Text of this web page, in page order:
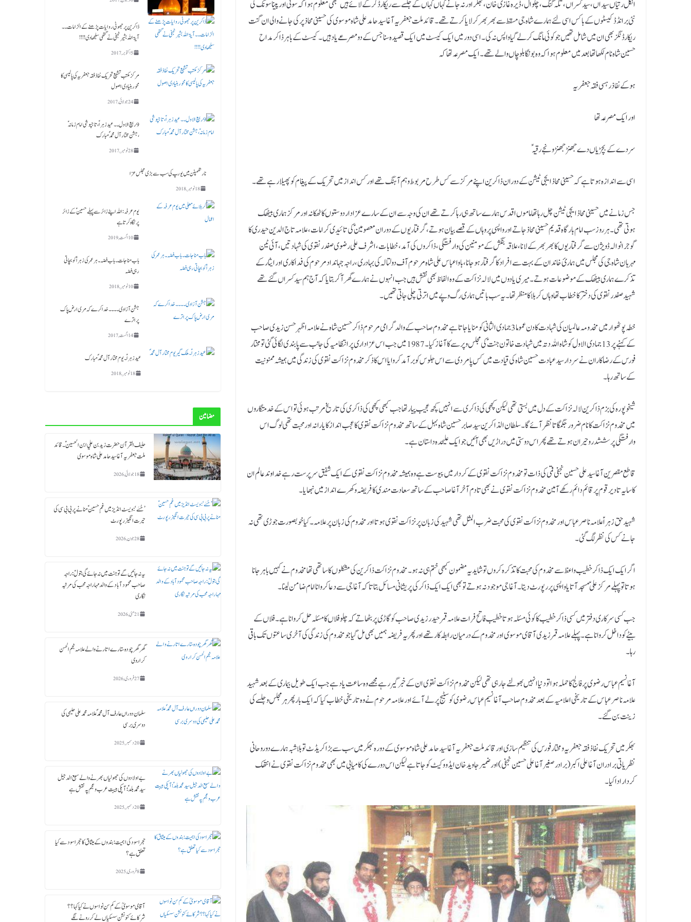
انکل رتیاں سیداں ، سید کسراں ، تلہ گنگ ، چکوال ، ڈیرہ غازی خان ، بھکر اور نہ جانے کہاں کہاں کے جلسے سے ریکارڈ کرکے لائے ہیں تبھی معلوم ہوا کہ سونی اور پیناسونک کی
نئی برانڈڈ کیسٹوں کے باکس اسی لئے ہمارے شاہ جی مسقط سے بھر بھر کر لایا کرتے تھے۔قائد ملت جعفریہ آغا سید حامد علی شاہ موسوی کی حسینی محاذ پر کی جانے والی ان گنت
ریکارڈنگز بھی ان میں شامل تھیں جو کوئی مانگ کر لے گیا واپس نہ کی ۔ اسی دور میں ایک کیسٹ میں ایک قصیدہ سنا جس کے دو مصرعے یا دہیں ۔ کیسٹ کے باہر ذاکر مداح
حسین شاہ نام لکھا تھا بعد میں معلوم ہوا کہ وہ بونگا بلوچاں والے تھے ۔ ایک مصرعہ تھا کہ
ہوکے نفاذ رہسی فقہ جعفریہ
اور ایک مصرعہ تھا
سر دے کے بچڑیاں دے جھنڑ جھنڑ ونجے رقیہ ؑ
اسی سے اندازہ ہوتا ہے کہ حسینی محاذ ایجی ٹیشن کے دوران ذاکرین اپنے مرکز سے کس طرح مربوط و ہم آہنگ تھے اور کس انداز میں تحریک کے پیغام کو پھیلا رہے تھے ۔
جس زمانے میں حسینی محاذ ایجی ٹیشن چل رہا تھا ماموں اقدس ہمارے ساتھ ہی رہا کرتے تھے ان کی وجہ سے ان کے سارے عزادار دوستوں کا ٹھکانہ اور مرکز ہماری بیٹھک
ہوتی تھی ۔ہر روز سب امام بارگاہ قدیم حسینی محاذ جاتے اور واپسی پر وہاں کے قصے بیان ہوتے، گرفتاریوں کے دوران معصومین ؑکی تائیدی کرامات ، علامہ تاج الدین حیدری کا
گوجرانوالہ ڈویژن سے گرفتاریوں کا بھر بھر کے لانا، علاقہ بنگش کے مومنین کی وارفتگی ، ذاکروں کی آمد ، خطابات، اشرف علی رضوی صفدر نقوی کی شہادتیں ،آئی ٹین
مہربان شاہ جی کی مجلس میں ہمارئ خاندان کے بہت سے افراد کا گرفتار ہو جانا، باوا عباس علی شاہ مرحوم آف دولتالہ کی بہادری ، راجہ جہانداد مرحوم کی فداکاری اور ایثار کے
تذکرے ہماری بیٹھک کے موضوعات ہوتے ۔ میری یادوں میں لالہ نزاکت کے وہ الفاظ بھی نقش ہیں جب انہوں نے ہمارے گھر آکر بتایا کہ آج ہم سید کسراں گئے تھے
شہید صفدر نقوی کی دختر کا خطاب تھا وہاں کربلا کا منظر تھا۔ یہ سب باتیں ہماری رگ و پے میں اترتی چلی جاتی تھیں ۔
خطہ پوٹھوار میں مخدومہ عالمیان کی شہادت کا دن عموما 3جمادی الثانی کو منایا جاتا ہے مخدوم صاحب کے والد گرامی مرحوم ذاکر حسین شاہ نے علامہ اظہر حسن زیدی صاحب
کے کہنے پر 13 جمادی الاول کو شاہ اللہ دتہ میں شہادت خاتون جنت ؑ کی مجلس و پرسے کا آغاز کیا۔ 1987میں جب اس عزاداری پر انتظامیہ کی جانب سے پابندی لگائی گئی تو مختار
فورس کے رضا کاران نے سردار سید عبادت حسین شاہ کی قیادت میں کس پامردی سے اس جلوس کو برآمد کروایا اس کا ذکر مخدوم نزاکت نقوی کی زندگی میں ہمیشہ ممنونیت
کے ساتھ رہا ۔
شیخوپورہ کی بزم ذاکرین لالہ نزاکت کے دل میں بستی تھی لیکن کچھی کی ذاکری سے انہیں کچھ عجیب پیار تھاجب کبھی کچھی کی ذاکری کی تاریخٰ مرتب ہوئی تو اس کے خدمتگاروں
میں مخدوم نزاکت کا نام ضرور جگمگاتا نظر آئے گا۔ سلطان الذاکرین سید صابر حسین شاہ بہل کے ساتھ مخدوم نزاکت نقوی کا عجب انداز کا یارانہ اور محبت تھی لوگ اس
وارفتگی پر ششدر و حیران ہوتے تھے پھر اس دوستی میں دراڑیں بھی آئیں جو ایک علیحدہ داستان ہے ۔
قاطع مقصرین آغا سید علی حسین نجفی قمی کی ذات تو مخدوم نزاکت نقوی کے کردار میں پیوست ہے وہ ہمیشہ مخدوم نزاکت نقوی کے ایک شفیق سرپرست رہے خداوند عالم ان
کا سایہ تادیر قوم پر قائم دائم رکھے آمین مخدوم نزاکت نقوی نے بھی تادم آخر آغا صاحب کے ساتھ سعادت مندی کا فریضہ وکھرے انداز میں نبھایا۔
شہید حق زہرا ؑ علامہ ناصر عباس اور مخدوم نزاکت نقوی کی محبت ضرب المثل تھی شہید کی زبان پر نزاکت نقوی ہوتا اور مخدوم کی زبان پر علامہ ۔ کیا خوبصورت جوڑی تھی نہ
جانے کس کی نظر لگ گئی ۔
اگر ایک ایک ذاکر خطیب واعظ سے مخدوم کی محبت کا تذکرہ کروں تو شاید یہ مضمون کبھی ختم ہی نہ ہو ۔ مخدوم نزاکت ذاکرین کی مشکلوں کا ساتھی تھا مخدوم نے کہیں باہر جانا
ہوتا تو پہلے مرکز علی ؑ مسجد آتا یا واپسی پر رپورٹ دیتا۔آغا جی موجود نہ ہوتے تو بھی ایک ایک ذاکر کی پریشانی مسائل بتاتا کہ آغا جی سے دعا کروانا امام ضامن لینا ۔
جب کسی سرکاری دفتر میں کسی ذاکر خطیب کا کوئی مسئلہ ہوتا خطیب فاتح فرات علامہ قمرحیدر زیدی صاحب کو گاڑی پر بٹھاتے کہ چلو فلاں کا مسئلہ حل کروانا ہے ۔فلاں کے
بیٹے کو داخل کروانا ہے ۔پہلے علامہ قمر زیدی آقای موسوی او ر مخدوم کے درمیان رابطہ کار تھے اور پھر یہ فریضہ ہمیں بھی مل گیا جو مخدوم کی زندگی کی آخری ساعتوں تک باقی
رہا۔
آغا نسیم عباس رضوی پر فالج کا حملہ ہوا تو دنیا انہیں بھولنے جارہی تھی لیکن مخدوم نزاکت نقوی ان کے خبر گیر رہے مجھے وہ ساعت یاد ہے جب ایک طویل بیماری کے بعدشہید
علامہ ناصر عباس کے تاریخی اعلامیہ کے بعد مخدوم صاحب آغا نسیم عباس رضوی کو سٹیج پر لے آئے اور علامہ مرحوم نے وہ تاریخی خطاب کیا کہ ایک بار پھر ہر مجلس و جلسے کی
زینت بن گئے ۔
بھکر میں تحریک نفاذ فقہ جعفریہ و مختار فورس کی تنظیم سازی اور قائد ملت جعفریہ آغا سید حامد علی شاہ موسوی کے دورہ بھکر میں سب سے بڑا کریڈٹ تو بلا شبہ ہمارے دو روحانی
نظریاتی برادران آغا علی اکبر (برادر صغیرآغا علی حسین نجفی ) اور ضمیر جاوید خان ایڈووکیٹ کو جاتا ہے لیکن اس دورے کی کامیابی میں بھی مخدوم نزاکت نقوی نے انتھک
کردار ادا کیا۔
ذاکرین پر جھوٹی روایات پڑھنے کے الزامات ۔۔
آیۃ اللہ بشیر نجفی نے گتھی سلجھا دی!!!!
5 اکتوبر, 2017
مرکز مکتب تشیع تحریک نفاذفقہ جعفریہ کی پالیسی کا
محور بنیادی اصول
24 جولائی, 2017
9 ربیع الاول ۔۔ عید زہراؑ، تاجپوشی امام زمانہؑ
،جشن مختار آل محمدؐ مبارک
28 نومبر, 2017
نارتھمپٹن میں یورپ کی سب سے بڑی مجلس عزا
18 نومبر, 2018
یوم عرفہ :اللہ اپنے زائر سے پہلے حسینؑ کے زائر
پر نگاہ کرتا ہے
10 اگست, 2019
باب مناجات ۔باب فضہ ۔ ہر عمر کی زہرا ؑ کو بچاتی
رہی فضہ
10 نومبر, 2018
جشن آزادی ۔۔۔۔خدا کرے کہ مری ارض پاک
پر اترے
14 اگست, 2017
عید زہراؑ ۔ یوم مختار آل محمد ؐ مبارک
18 نومبر, 2018
مضامین
حلیف القرآن حضرت زید بن علي ابن الحسین ؑ ۔قائد
ملت جعفریہ آغا سید حامد علی شاہ موسوی
18 جولائی, 2026
’حُسَے‘: ویسٹ انڈیز میں غمِ حسینؑ منانے پر بی بی سی کی
حیرت انگیز رپورٹ
28 جون, 2026
یہ نہ جائیں گے تو جنت میں نہ جائے گی بتولؑ: راجہ
صاحب محمود آباد کے والد مہاراجہ محب کی مرثیہ
نگاری
21 مئی, 2026
گھر گھر چودہ ستارے اتارنے والے علامہ نجم الحسن
کراروی
27 فروری, 2026
سلمان دوراں عارف آل محمدؐ علامہ محمد علی حلیمی کی
دوسری برسی
20 دسمبر, 2025
بے اولادوں کی جھولیاں بھرنے والے سبع الدجیل
سید محمد بلدؑ ؛ آپکی ہیبت عرب و عجم پہ نقش ہے
20 دسمبر, 2025
حجر اسود کی اہمیت : بندوں کے میثاق کا حجر اسود سے کیا
تعلق ہے؟
8 فروری, 2025
آقای موسویؒ کے کم سن نواسوں نے کیا کہا ؟؟
شرکائے کنونشن سسکیاں لے کر رونے لگے